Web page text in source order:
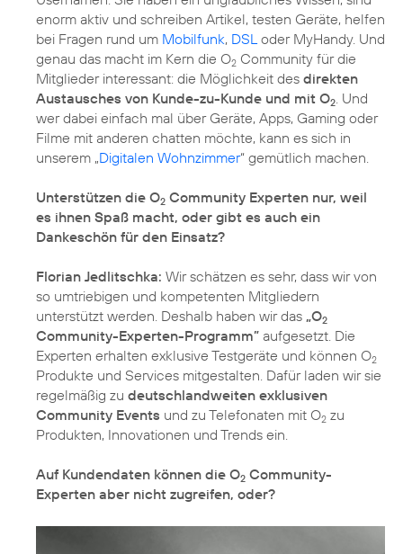
enorm aktiv und schreiben Artikel, testen Geräte, helfen
bei Fragen rund um Mobilfunk, DSLoder MyHandy. Und
genau das macht im Kern die O2 Community für die
Mitglieder interessant: die Möglichkeit des direkten
Austausches von Kunde-zu-Kunde und mit O2. Und
wer dabei einfach mal über Geräte, Apps, Gaming oder
Filme mit anderen chatten möchte, kann es sich in
unserem „Digitalen Wohnzimmer“ gemütlich machen.
Unterstützen die O2 Community Experten nur, weil
es ihnen Spaß macht, oder gibt es auch ein
Dankeschön für den Einsatz?
Florian Jedlitschka: Wir schätzen es sehr, dass wir von
so umtriebigen und kompetenten Mitgliedern
unterstützt werden. Deshalb haben wir das „O2
Community-Experten-Programm” aufgesetzt. Die
Experten erhalten exklusive Testgeräte und können O2
Produkte und Services mitgestalten. Dafür laden wir sie
regelmäßig zu deutschlandweiten exklusiven
Community Events und zu Telefonaten mit O2 zu
Produkten, Innovationen und Trends ein.
Auf Kundendaten können die O2 Community-
Experten aber nicht zugreifen, oder?